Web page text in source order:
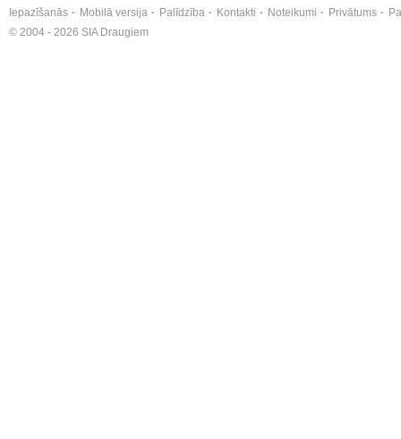
Iepazīšanās Mobilā versija Palīdzība Kontakti Noteikumi Privātums
© 2004 - 2026 SIA Draugiem